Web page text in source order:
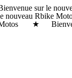
sur le
nouveau Rbike
★